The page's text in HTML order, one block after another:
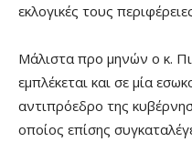
εκλογικές τους
Μάλιστα προ μηνών ο κ.
εμπλέκεται και σε μία
αντιπρόεδρο της
οποίος επίσης